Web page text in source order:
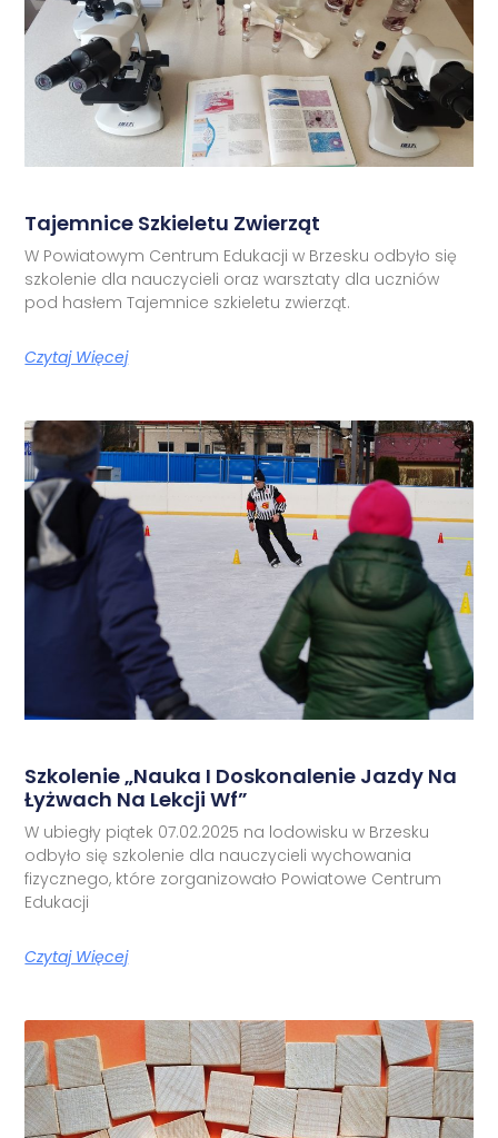
Tajemnice Szkieletu Zwierząt
W Powiatowym Centrum Edukacji w Brzesku odbyło się
szkolenie dla nauczycieli oraz warsztaty dla uczniów
pod hasłem Tajemnice szkieletu zwierząt.
Czytaj Więcej
Szkolenie „Nauka I Doskonalenie Jazdy Na
Łyżwach Na Lekcji Wf”
W ubiegły piątek 07.02.2025 na lodowisku w Brzesku
odbyło się szkolenie dla nauczycieli wychowania
fizycznego, które zorganizowało Powiatowe Centrum
Edukacji
Czytaj Więcej